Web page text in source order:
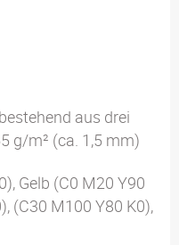
aus drei
g/m² (ca. 1,5 mm)
Gelb (C0 M20 Y90
(C30 M100 Y80 K0),